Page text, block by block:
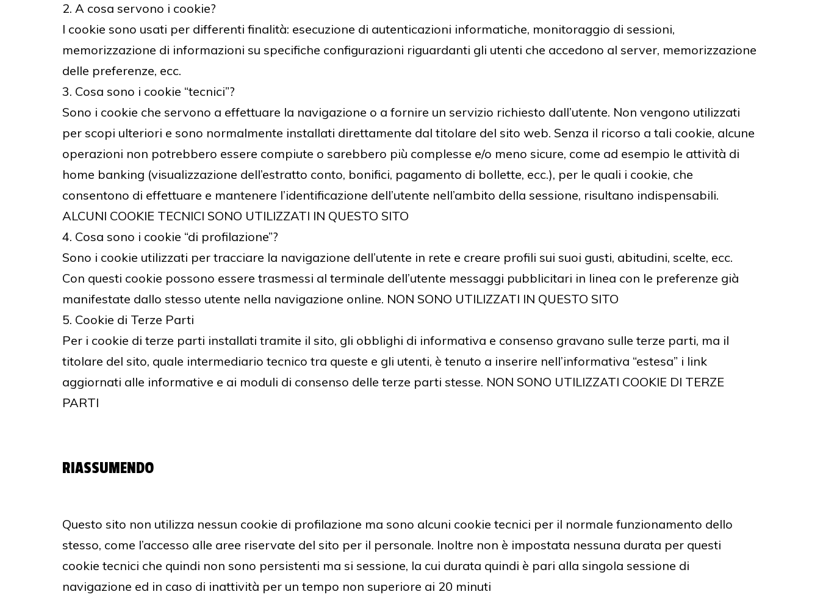
2. A cosa servono i cookie?
I cookie sono usati per differenti finalità: esecuzione di autenticazioni informatiche, monitoraggio di sessioni,
memorizzazione di informazioni su specifiche configurazioni riguardanti gli utenti che accedono al server, memorizzazione
delle preferenze, ecc.
3. Cosa sono i cookie “tecnici”?
Sono i cookie che servono a effettuare la navigazione o a fornire un servizio richiesto dall’utente. Non vengono utilizzati
per scopi ulteriori e sono normalmente installati direttamente dal titolare del sito web. Senza il ricorso a tali cookie, alcune
operazioni non potrebbero essere compiute o sarebbero più complesse e/o meno sicure, come ad esempio le attività di
home banking (visualizzazione dell’estratto conto, bonifici, pagamento di bollette, ecc.), per le quali i cookie, che
consentono di effettuare e mantenere l’identificazione dell’utente nell’ambito della sessione, risultano indispensabili.
ALCUNI COOKIE TECNICI SONO UTILIZZATI IN QUESTO SITO
4. Cosa sono i cookie “di profilazione”?
Sono i cookie utilizzati per tracciare la navigazione dell’utente in rete e creare profili sui suoi gusti, abitudini, scelte, ecc.
Con questi cookie possono essere trasmessi al terminale dell’utente messaggi pubblicitari in linea con le preferenze già
manifestate dallo stesso utente nella navigazione online. NON SONO UTILIZZATI IN QUESTO SITO
5. Cookie di Terze Parti
Per i cookie di terze parti installati tramite il sito, gli obblighi di informativa e consenso gravano sulle terze parti, ma il
titolare del sito, quale intermediario tecnico tra queste e gli utenti, è tenuto a inserire nell’informativa “estesa” i link
aggiornati alle informative e ai moduli di consenso delle terze parti stesse. NON SONO UTILIZZATI COOKIE DI TERZE
PARTI
RIASSUMENDO
Questo sito non utilizza nessun cookie di profilazione ma sono alcuni cookie tecnici per il normale funzionamento dello
stesso, come l’accesso alle aree riservate del sito per il personale. Inoltre non è impostata nessuna durata per questi
cookie tecnici che quindi non sono persistenti ma si sessione, la cui durata quindi è pari alla singola sessione di
navigazione ed in caso di inattività per un tempo non superiore ai 20 minuti